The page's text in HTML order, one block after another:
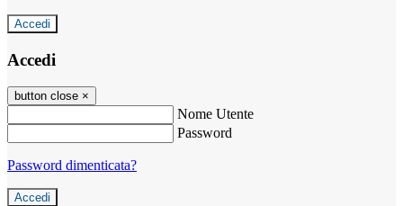
Accedi
Accedi
button close ×
Nome Utente
Password
Password dimenticata?